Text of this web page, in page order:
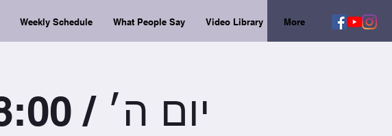
Weekly Schedule What People Say Video Library More
יום ה׳ / 8:00 / ניץ טיק (30 דקות)